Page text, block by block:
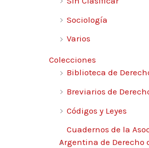
Sociología
Varios
Colecciones
Biblioteca de
Breviarios de
Códigos y Leyes
Cuadernos de la
Argentina de Derecho